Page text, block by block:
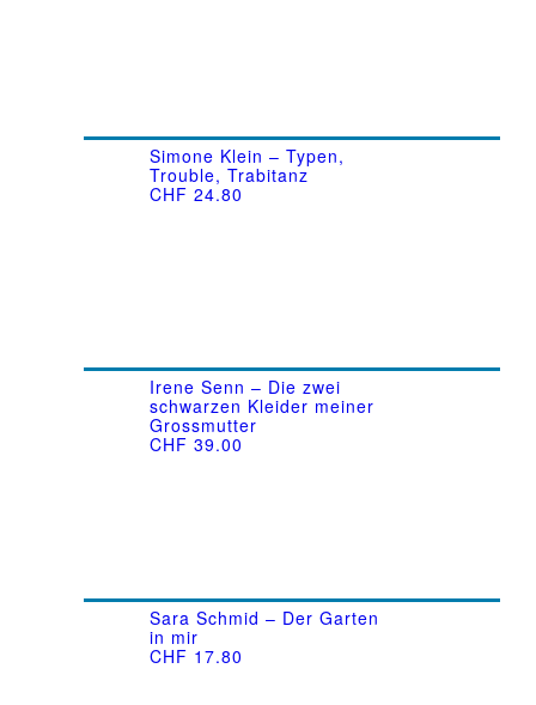
Simone Klein – Typen,
Trouble, Trabitanz
CHF 24.80
Irene Senn – Die zwei
schwarzen Kleider meiner
Grossmutter
CHF 39.00
Sara Schmid – Der Garten
in mir
CHF 17.80